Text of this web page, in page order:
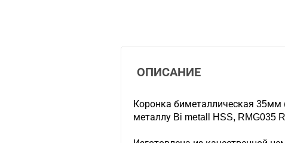
ОПИСАНИЕ
Коронка биметаллическая 35мм
металлу Bi metall HSS, RMG035